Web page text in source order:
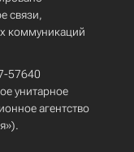
связи,
коммуникаций
57640
унитарное
агентство